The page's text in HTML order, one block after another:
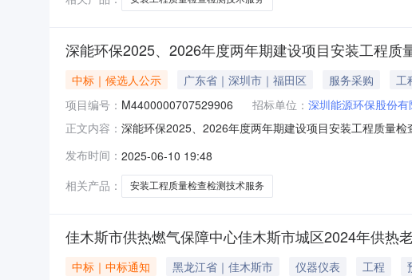
深能环保2025、2026年度两年期建设项目安装工程质
中标｜候选人公示 广东省｜深圳市｜福田区 服务采购 工
项目编号： M4400000707529906 招标单位： 深圳能源环保股份有
正文内容： 深能环保2025、2026年度两年期建设项目安装工程质量
技术服务：中标候选人第1名：吉林省博瑞检测有限公司
发布时间： 2025-06-10 19:48
相关产品：
安装工程质量检查检测技术服务
佳木斯市供热燃气保障中心佳木斯市城区2024年供热
中标｜中标通知 黑龙江省｜佳木斯市 仪器仪表 工程